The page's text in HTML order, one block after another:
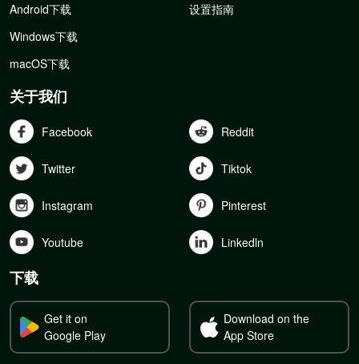
Android下载
Windows下载
macOS下载
设置指南
关于我们
Facebook Reddit
Twitter Tiktok
Instagram Pinterest
Youtube Linkedln
下载
Get it on
Google Play
Download on the
App Store